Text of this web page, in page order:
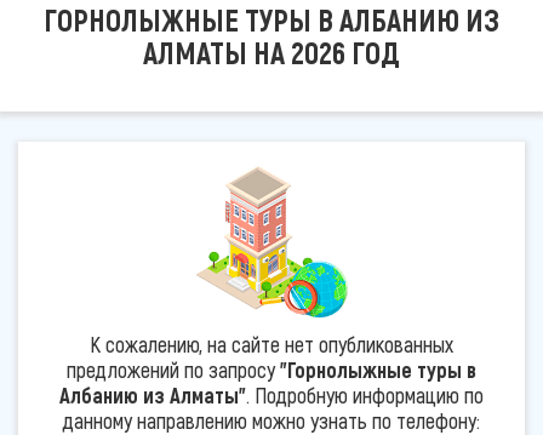
ГОРНОЛЫЖНЫЕ ТУРЫ В АЛБАНИЮ ИЗ
АЛМАТЫ НА 2026 ГОД
К сожалению, на сайте нет опубликованных
предложений по запросу"Горнолыжные туры в
Албанию из Алматы". Подробную информацию по
данному направлению можно узнать по телефону: